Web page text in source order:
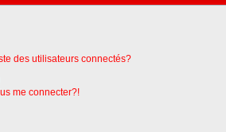
des utilisateurs connectés?
me connecter?!